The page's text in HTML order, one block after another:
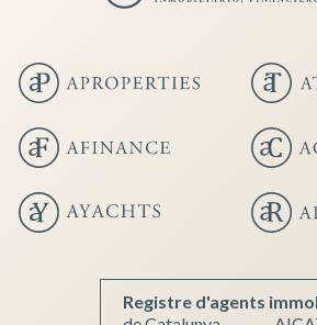
Registre d'agents